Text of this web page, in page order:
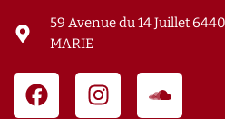
59 Avenue du 14 Juillet
MARIE